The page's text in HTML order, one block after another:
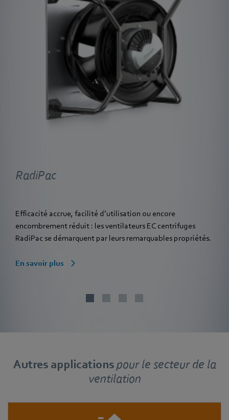
RadiPac
Efficacité accrue, facilité d’utilisation ou encore
encombrement réduit : les ventilateurs EC centrifuges
RadiPac se démarquent par leurs remarquables propriétés.
En savoir plus
Autres applicationspourle secteur de la
ventilation